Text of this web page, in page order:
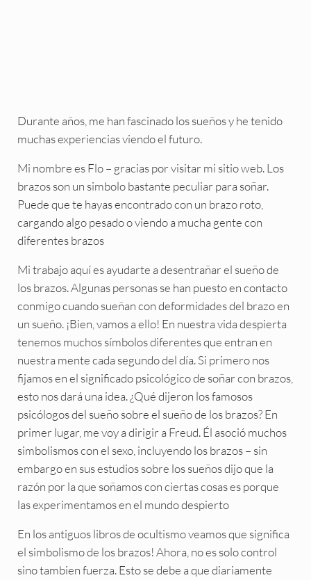
Durante años, me han fascinado los sueños y he tenido
muchas experiencias viendo el futuro.
Mi nombre es Flo – gracias por visitar mi sitio web. Los
brazos son un simbolo bastante peculiar para soñar.
Puede que te hayas encontrado con un brazo roto,
cargando algo pesado o viendo a mucha gente con
diferentes brazos
Mi trabajo aquí es ayudarte a desentrañar el sueño de
los brazos. Algunas personas se han puesto en contacto
conmigo cuando sueñan con deformidades del brazo en
un sueño. ¡Bien, vamos a ello! En nuestra vida despierta
tenemos muchos símbolos diferentes que entran en
nuestra mente cada segundo del día. Si primero nos
fijamos en el significado psicológico de soñar con brazos,
esto nos dará una idea. ¿Qué dijeron los famosos
psicólogos del sueño sobre el sueño de los brazos? En
primer lugar, me voy a dirigir a Freud. Él asoció muchos
simbolismos con el sexo, incluyendo los brazos – sin
embargo en sus estudios sobre los sueños dijo que la
razón por la que soñamos con ciertas cosas es porque
las experimentamos en el mundo despierto
En los antiguos libros de ocultismo veamos que significa
el simbolismo de los brazos! Ahora, no es solo control
sino tambien fuerza. Esto se debe a que diariamente